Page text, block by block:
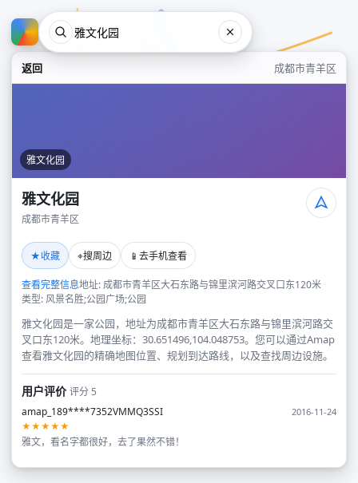
返回 成都市青羊区
雅文化园
雅文化园
成都市青羊区
★收藏 ⌖搜周边 📱 去手机查看
查看完整信息地址: 成都市青羊区大石东路与锦里滨河路交叉口东120米
类型: 风景名胜;公园广场;公园
雅文化园是一家公园，地址为成都市青羊区大石东路与锦里滨河路交
叉口东120米。地理坐标：30.651496,104.048753。您可以通过Amap
查看雅文化园的精确地图位置、规划到达路线，以及查找周边设施。
用户评价评分 5
amap_189****7352VMMQ3SSI
2016-11-24
★★★★★
雅文，看名字都很好，去了果然不错！